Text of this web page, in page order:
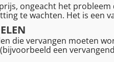
ongeacht het
te wachten. Het is een
die vervangen moeten
een